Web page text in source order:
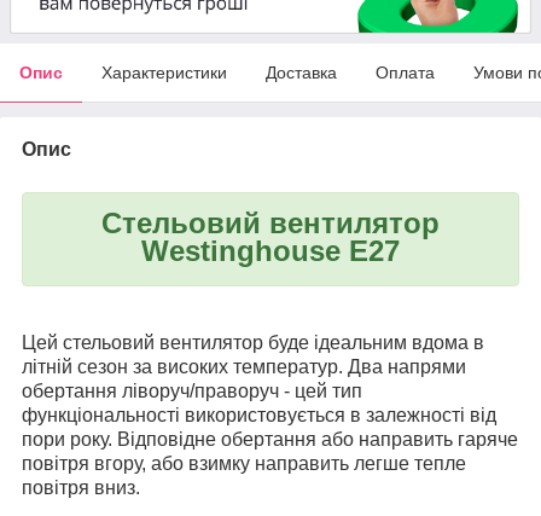
Опис Характеристики Доставка Оплата Умови
Опис
Стельовий вентилятор
Westinghouse E27
Цей стельовий вентилятор буде ідеальним вдома в
літній сезон за високих температур. Два напрями
обертання ліворуч/праворуч - цей тип
функціональності використовується в залежності від
пори року. Відповідне обертання або направить гаряче
повітря вгору, або взимку направить легше тепле
повітря вниз.